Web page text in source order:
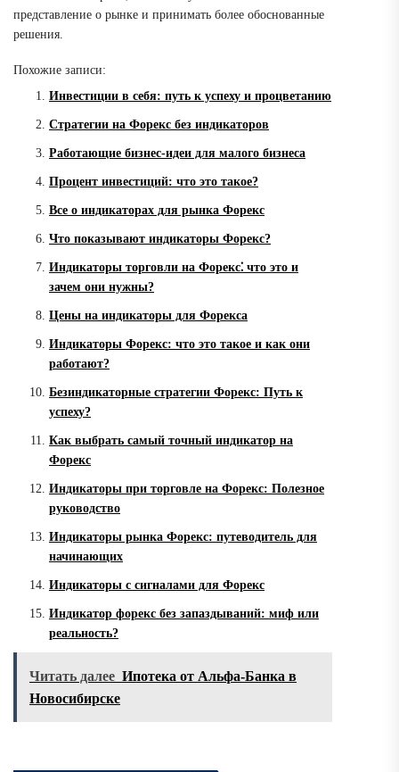
представление о рынке и принимать более обоснованные
решения.
Похожие записи:
Инвестиции в себя: путь к успеху и процветанию
Стратегии на Форекс без индикаторов
Работающие бизнес-идеи для малого бизнеса
Процент инвестиций: что это такое?
Все о индикаторах для рынка Форекс
Что показывают индикаторы Форекс?
Индикаторы торговли на Форекс⁚ что это и
зачем они нужны?
Цены на индикаторы для Форекса
Индикаторы Форекс: что это такое и как они
работают?
Безиндикаторные стратегии Форекс: Путь к
успеху?
Как выбрать самый точный индикатор на
Форекс
Индикаторы при торговле на Форекс: Полезное
руководство
Индикаторы рынка Форекс: путеводитель для
начинающих
Индикаторы с сигналами для Форекс
Индикатор форекс без запаздываний: миф или
реальность?
Читать далее Ипотека от Альфа-Банка в
Новосибирске